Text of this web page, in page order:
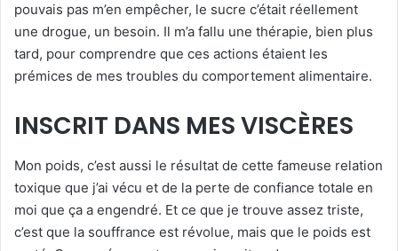
pouvais pas m’en empêcher, le sucre c’était réellement
une drogue, un besoin. Il m’a fallu une thérapie, bien plus
tard, pour comprendre que ces actions étaient les
prémices de mes troubles du comportement alimentaire.
INSCRIT DANS MES VISCÈRES
Mon poids, c’est aussi le résultat de cette fameuse relation
toxique que j’ai vécu et de la perte de confiance totale en
moi que ça a engendré. Et ce que je trouve assez triste,
c’est que la souffrance est révolue, mais que le poids est